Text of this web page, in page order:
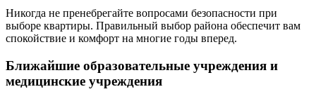
Никогда не пренебрегайте вопросами безопасности при
выборе квартиры. Правильный выбор района обеспечит вам
спокойствие и комфорт на многие годы вперед.
Ближайшие образовательные учреждения и
медицинские учреждения